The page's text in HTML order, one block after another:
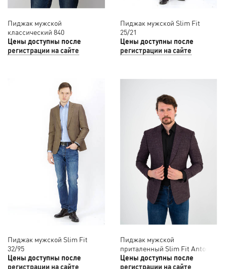
Пиджак мужской
классический 840
Цены доступны после
регистрации на сайте
Пиджак мужской Slim Fit
25/21
Цены доступны после
регистрации на сайте
Пиджак мужской Slim Fit
32/95
Цены доступны после
регистрации на сайте
Пиджак мужской
приталенный Slim Fit Antonio
Rossi 12/028
Цены доступны после
регистрации на сайте